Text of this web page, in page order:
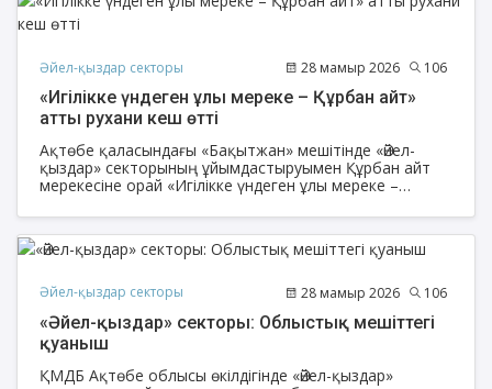
Әйел-қыздар секторы 28 мамыр 2026 106
«Игілікке үндеген ұлы мереке – Құрбан айт»
атты рухани кеш өтті
Ақтөбе қаласындағы «Бақытжан» мешітінде «Әйел-
қыздар» секторының ұйымдастыруымен Құрбан айт
мерекесіне орай «Игілікке үндеген ұлы мереке –
құндылықтарды насихаттауға бағытталған рухани кеш
өтті.
Әйел-қыздар секторы 28 мамыр 2026 106
«Әйел-қыздар» секторы: Облыстық мешіттегі
қуаныш
ҚМДБ Ақтөбе облысы өкілдігінде «Әйел-қыздар»